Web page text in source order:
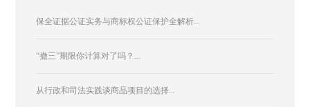
保全证据公证实务与商标权公证保护全解析...
“撤三”期限你计算对了吗？...
从行政和司法实践谈商品项目的选择...